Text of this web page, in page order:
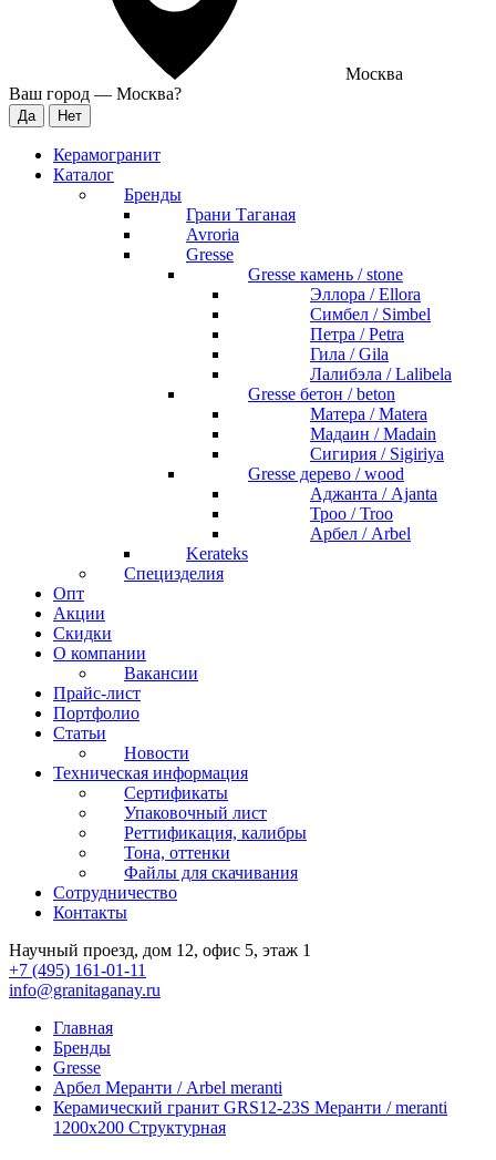
Москва
Ваш город — Москва?
Керамогранит
Каталог
Бренды
Грани Таганая
Avroria
Gresse
Gresse камень / stone
Эллора / Ellora
Симбел / Simbel
Петра / Petra
Гила / Gila
Лалибэла / Lalibela
Gresse бетон / beton
Матера / Matera
Мадаин / Madain
Сигирия / Sigiriya
Gresse дерево / wood
Аджанта / Ajanta
Троо / Troo
Арбел / Arbel
Kerateks
Специзделия
Опт
Акции
Скидки
О компании
Вакансии
Прайс-лист
Портфолио
Статьи
Новости
Техническая информация
Сертификаты
Упаковочный лист
Реттификация, калибры
Тона, оттенки
Файлы для cкачивания
Сотрудничество
Контакты
Научный проезд, дом 12, офис 5, этаж 1
+7 (495) 161-01-11
info@granitaganay.ru
Главная
Бренды
Gresse
Арбел Меранти / Arbel meranti
Керамический гранит GRS12-23S Меранти / meranti
1200x200 Cтруктурная